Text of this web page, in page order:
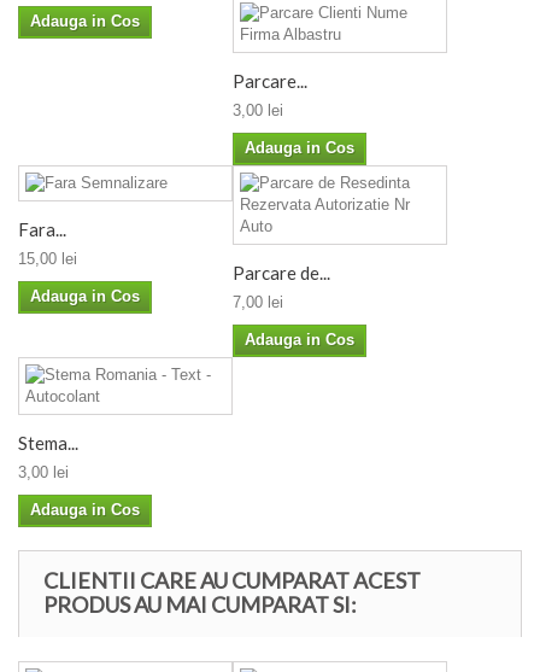
Adauga in Cos
Parcare...
3,00 lei
Adauga in Cos
Fara...
15,00 lei
Adauga in Cos
Parcare de...
7,00 lei
Adauga in Cos
Stema...
3,00 lei
Adauga in Cos
CLIENTII CARE AU CUMPARAT ACEST
PRODUS AU MAI CUMPARAT SI: